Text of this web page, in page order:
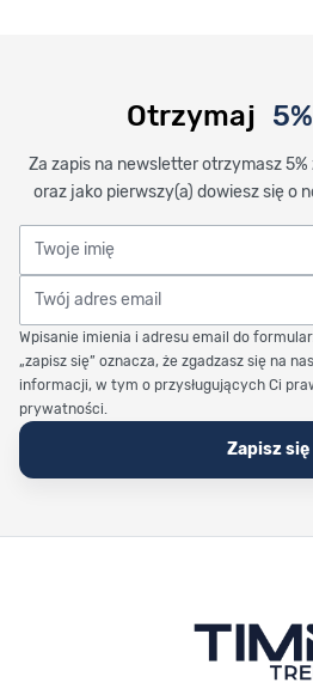
Otrzymaj 5%
Za zapis na newsletter otrzymasz
oraz jako pierwszy(a) dowiesz się o
Twoje imię
Twój adres email
Wpisanie imienia i adresu email do
„zapisz się” oznacza, że zgadzasz się na
informacji, w tym o przysługujących Ci
prywatności.
Zapisz się